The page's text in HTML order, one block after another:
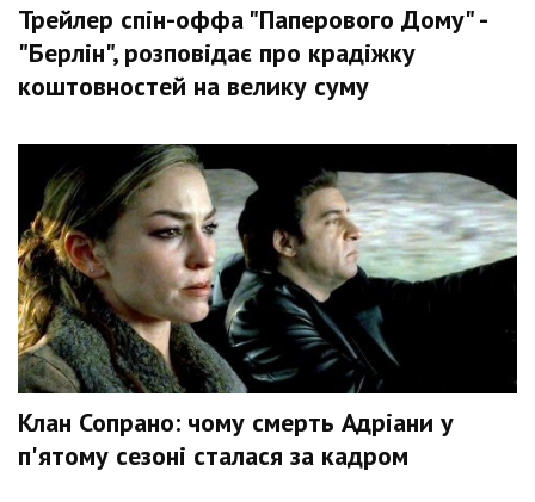
Трейлер спін-оффа "Паперового Дому" -
"Берлін", розповідає про крадіжку
коштовностей на велику суму
Клан Сопрано: чому смерть Адріани у
п'ятому сезоні сталася за кадром